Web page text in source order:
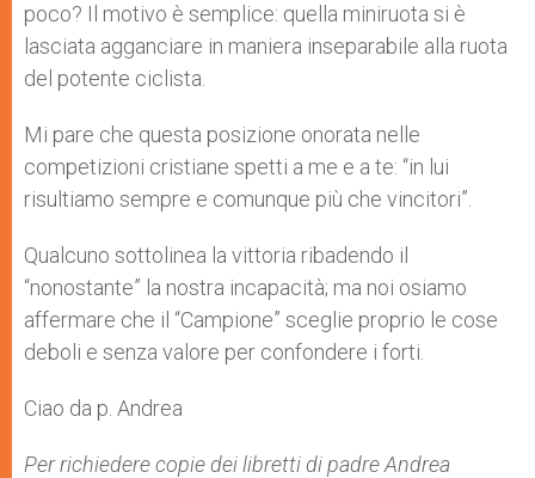
poco? Il motivo è semplice: quella miniruota si è
lasciata agganciare in maniera inseparabile alla ruota
del potente ciclista.
Mi pare che questa posizione onorata nelle
competizioni cristiane spetti a me e a te: “in lui
risultiamo sempre e comunque più che vincitori”.
Qualcuno sottolinea la vittoria ribadendo il
“nonostante” la nostra incapacità; ma noi osiamo
affermare che il “Campione” sceglie proprio le cose
deboli e senza valore per confondere i forti.
Ciao da p. Andrea
Per richiedere copie dei libretti di padre Andrea